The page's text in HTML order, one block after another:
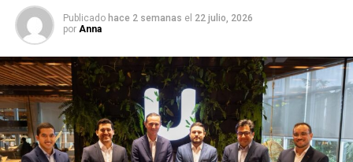
Publicado hace 2 semanas el 22 julio, 2026
por Anna